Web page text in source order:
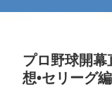
プロ野球開
想•セリーグ編